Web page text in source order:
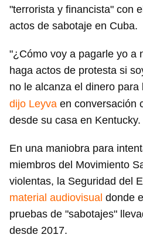
"terrorista y financista" con
actos de sabotaje en Cuba.
"¿Cómo voy a pagarle yo a
haga actos de protesta si
no le alcanza el dinero para
dijo Leyva en conversación
desde su casa en Kentucky.
En una maniobra para
miembros del Movimiento
violentas, la Seguridad del
material audiovisual donde
pruebas de "sabotajes"
desde 2017.